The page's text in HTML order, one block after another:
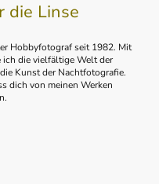
die Linse
Hobbyfotograf seit 1982. Mit
ich die vielfältige Welt der
Kunst der Nachtfotografie.
dich von meinen Werken